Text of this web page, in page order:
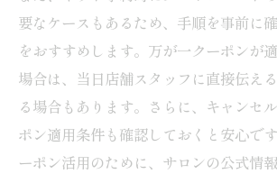
要なケースもあるため、手順を事前に
をおすすめします。万が一クーポンが
場合は、当日店舗スタッフに直接伝え
る場合もあります。さらに、キャンセ
ポン適用条件も確認しておくと安心で
ーポン活用のために、サロンの公式情